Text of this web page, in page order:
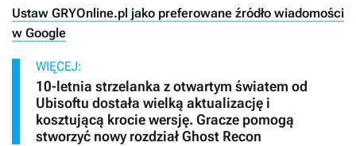
Ustaw GRYOnline.pl jako preferowane źródło wiadomości
w Google
WIĘCEJ:
10-letnia strzelanka z otwartym światem od
Ubisoftu dostała wielką aktualizację i
kosztującą krocie wersję. Gracze pomogą
stworzyć nowy rozdział Ghost Recon